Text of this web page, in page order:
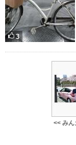
3
<< みん